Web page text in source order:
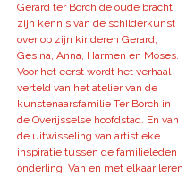
Gerard ter Borch de oude bracht
zijn kennis van de schilderkunst
over op zijn kinderen Gerard,
Gesina, Anna, Harmen en Moses.
Voor het eerst wordt het verhaal
verteld van het atelier van de
kunstenaarsfamilie Ter Borch in
de Overijsselse hoofdstad. En van
de uitwisseling van artistieke
inspiratie tussen de familieleden
onderling. Van en met elkaar leren